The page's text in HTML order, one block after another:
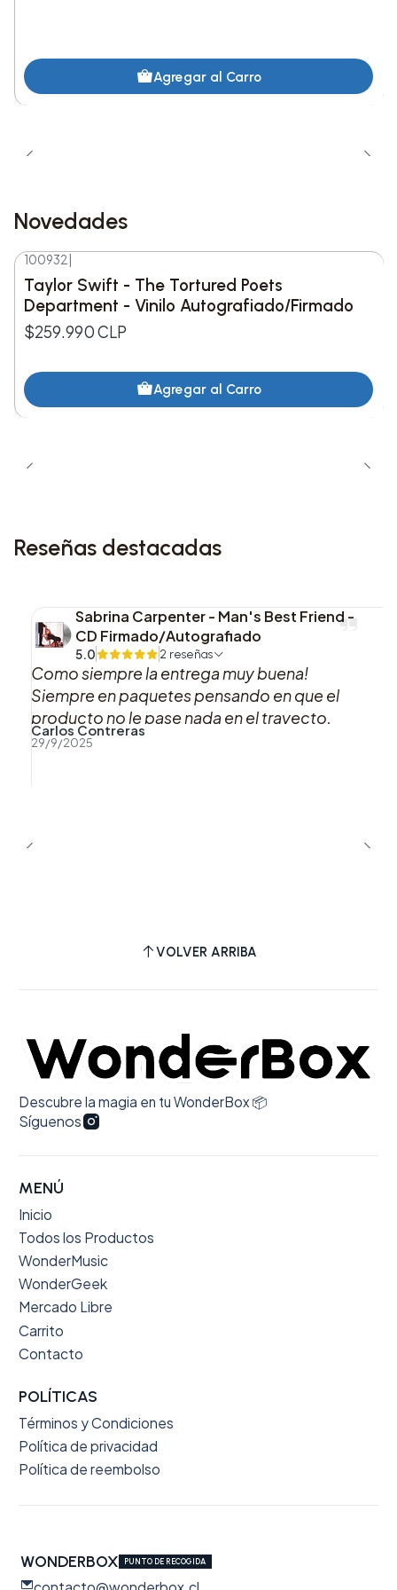
3. two years
4. toxic till the end
5. drinks or coffee
8. stay a little longer
9. not the same
10. call it the end
11. too bad for us
12. dance all night
Esta edición combina diseño visual
coleccionistas que buscan algo único.
Agregar al Carro
Novedades
Nuevo
100932
Taylor Swift - The Tortured Poets
Department - Vinilo Autografiado/Firmado
$259.990 CLP
Agregar al Carro
Reseñas destacadas
Sabrina Carpenter - Man's Best Friend -
CD Firmado/Autografiado
5.0 2 reseñas
Como siempre la entrega muy buena!
Siempre en paquetes pensando en que el
producto no le pase nada en el trayecto,
muy buena atención por WhatsApp!
Carlos Contreras
29/9/2025
VOLVER ARRIBA
Descubre la magia en tu WonderBox 📦
Síguenos
MENÚ
Inicio
Todos los Productos
WonderMusic
WonderGeek
Mercado Libre
Carrito
Contacto
POLÍTICAS
Términos y Condiciones
Política de privacidad
Política de reembolso
WONDERBOX PUNTO DE RECOGIDA